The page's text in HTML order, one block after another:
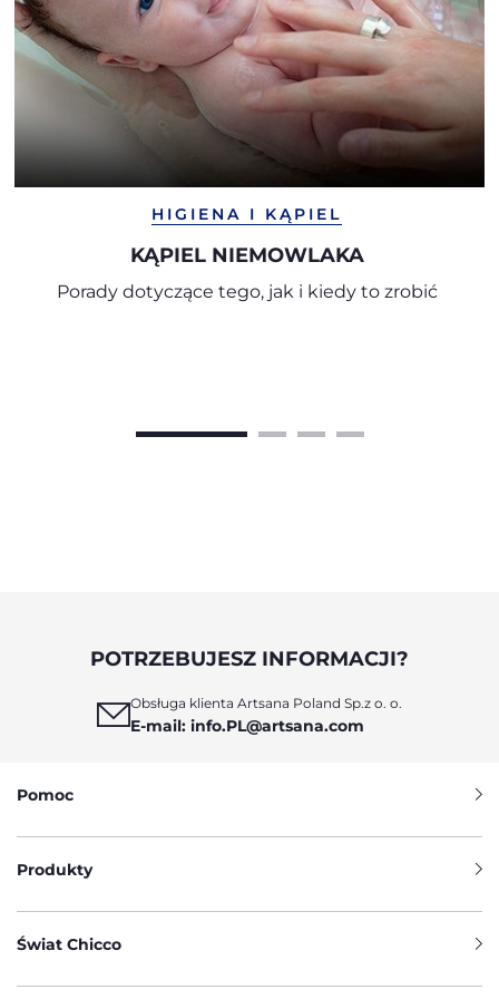
HIGIENA I KĄPIEL
KĄPIEL NIEMOWLAKA
Porady dotyczące tego, jak i kiedy to zrobić
POTRZEBUJESZ INFORMACJI?
Obsługa klienta Artsana Poland Sp.z o. o.
E-mail: info.PL@artsana.com
Pomoc
Produkty
Świat Chicco